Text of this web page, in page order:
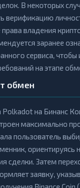
В некоторых
верификацию
владения
заранее
сервиса, чтобы
на этапе
обмен
на Бинанс
максимально
пользователь
ориентируясь
сделки. Затем
заявку,